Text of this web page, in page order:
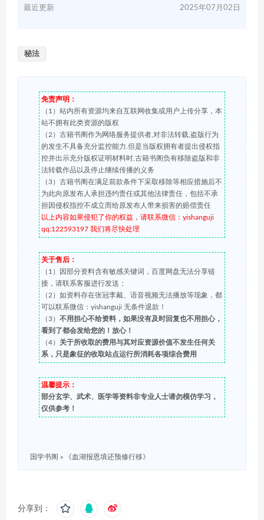
最近更新 2025年07月02日
秘法
免责声明：
（1）站内所有资源均来自互联网收集或用户上传分享，本
站不拥有此类资源的版权
（2）古籍书阁作为网络服务提供者,对非法转载,盗版行为
的发生不具备充分监控能力.但是当版权拥有者提出侵权指
控并出示充分版权证明材料时,古籍书阁负有移除盗版和非
法转载作品以及停止继续传播的义务
（3）古籍书阁在满足前款条件下采取移除等相应措施后不
为此向原发布人承担违约责任或其他法律责任，包括不承
担因侵权指控不成立而给原发布人带来损害的赔偿责任
以上内容如果侵犯了你的权益，请联系微信：yishanguji
qq:122593197 我们将尽快处理
关于售后：
（1）因部分资料含有敏感关键词，百度网盘无法分享链
接，请联系客服进行发送；
（2）如资料存在张冠李戴、语音视频无法播放等现象，都
可以联系微信：yishanguji 无条件退款！
（3） 不用担心不给资料，如果没有及时回复也不用担心，
看到了都会发给您的！放心！
（4） 关于所收取的费用与其对应资源价值不发生任何关
系，只是象征的收取站点运行所消耗各项综合费用
温馨提示：
部分玄学、武术、医学等资料非专业人士请勿模仿学习，
仅供参考！
国学书阁 » 《血湖报恩填还预修行移》
分享到：